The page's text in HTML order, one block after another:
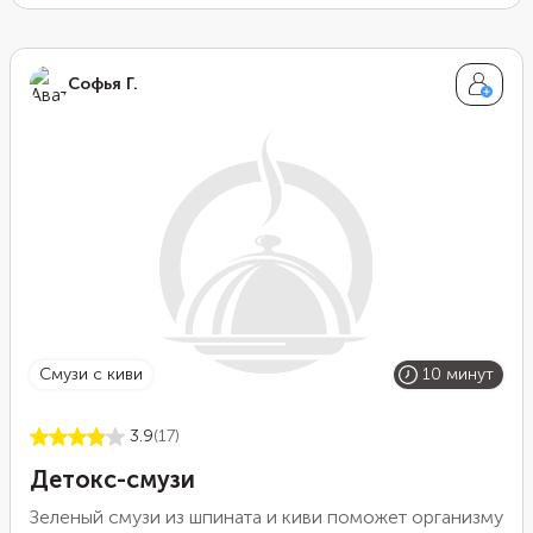
Софья Г.
смузи с киви 10 минут
3.9(17)
Детокс-смузи
Зеленый смузи из шпината и киви поможет организму